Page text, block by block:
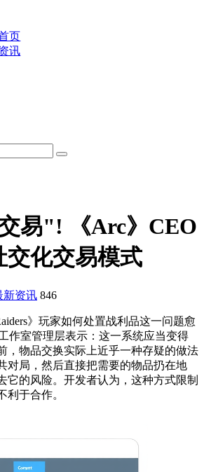
页
讯
易"! 《Arc》CEO
交化交易模式
新资讯 846
》玩家如何处置战利品这一问题愈
作室管理层表示：这一系统应当变得
，物品交换实际上近乎一种存疑的做法
局，然后直接把需要的物品扔在地
它的风险。开发者认为，这种方式限制
利于合作。